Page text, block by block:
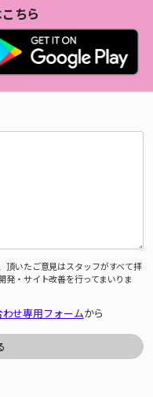
ちら
頂いたご意見はスタッフがすべて拝
発・サイト改善を行ってまいりま
わせ専用フォームから